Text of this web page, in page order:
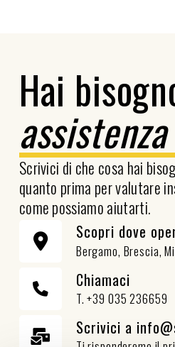
Hai
Scrivici di che cosa hai
quanto prima per valutare
come possiamo aiutarti.
Scopri dove
Bergamo, Brescia,
Chiamaci
T. +39 035 236659
Scrivici a